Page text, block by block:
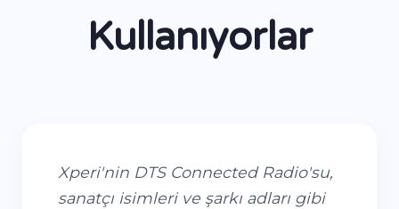
Kullanıyorlar
Xperi'nin DTS Connected Radio'su,
sanatçı isimleri ve şarkı adları gibi